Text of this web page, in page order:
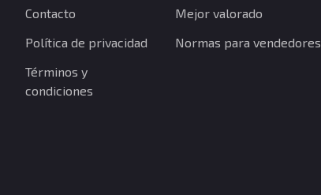
Contacto
Política de privacidad
Términos y
condiciones
Mejor valorado
Normas para vendedores